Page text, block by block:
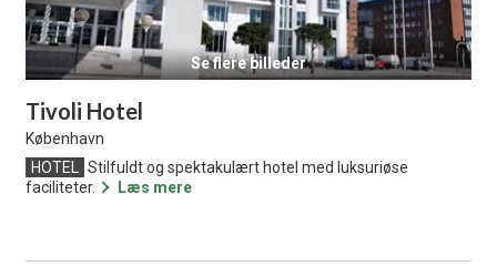
Tivoli Hotel
København
HOTEL
Stilfuldt og spektakulært hotel med luksuriøse
faciliteter.
Læs mere
Se flere billeder